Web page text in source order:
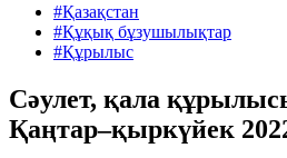
#Қазақстан
#Құқық бұзушылықтар
#Құрылыс
Сәулет, қала
Қаңтар–қыркүйек